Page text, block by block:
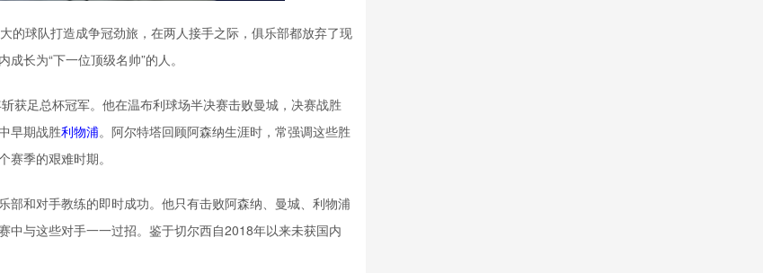
的球队打造成争冠劲旅，在两人接手之际，俱乐部都放弃了现
长为“下一位顶级名帅”的人。
获足总杯冠军。他在温布利球场半决赛击败曼城，决赛战胜
早期战胜利物浦。阿尔特塔回顾阿森纳生涯时，常强调这些胜
季的艰难时期。
和对手教练的即时成功。他只有击败阿森纳、曼城、利物浦
中与这些对手一一过招。鉴于切尔西自2018年以来未获国内